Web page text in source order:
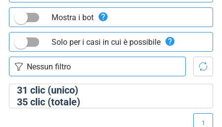
31 clic (unico)
35clic (totale)
Mostra i bot
Solo per i casi in cui è possibile
1